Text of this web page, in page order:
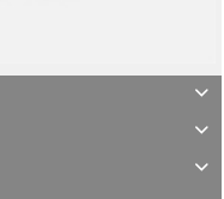


